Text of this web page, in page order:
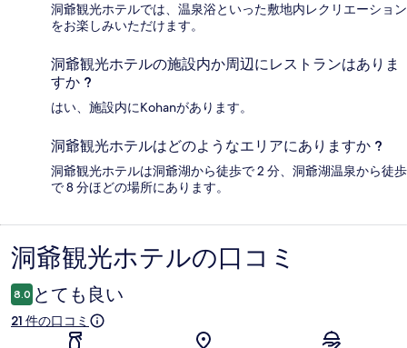
洞爺観光ホテルでは、温泉浴といった敷地内レクリエーション
をお楽しみいただけます。
洞爺観光ホテルの施設内か周辺にレストランはありま
すか ?
はい、施設内にKohanがあります。
洞爺観光ホテルはどのようなエリアにありますか ?
洞爺観光ホテルは洞爺湖から徒歩で 2 分、洞爺湖温泉から徒歩
で 8 分ほどの場所にあります。
口
コ
ミ
洞爺観光ホテルの口コミ
8.0 とても良い
21 件の口コミ